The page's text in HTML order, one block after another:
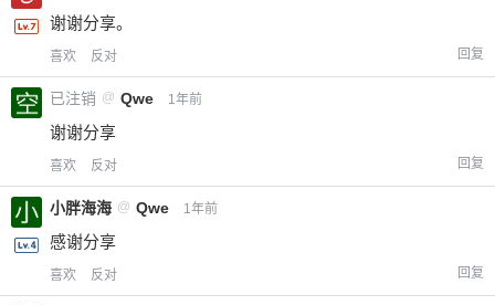
谢谢分享。
喜欢 反对 回复
已注销 @ Qwe 1年前
谢谢分享
喜欢 反对 回复
小胖海海 @ Qwe 1年前
感谢分享
喜欢 反对 回复